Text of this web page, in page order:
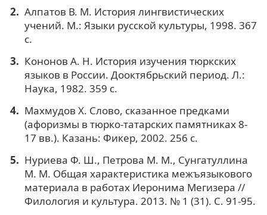
Алпатов В. М. История лингвистических
учений. М.: Языки русской культуры, 1998. 367
с.
Кононов А. Н. История изучения тюркских
языков в России. Дооктябрьский период. Л.:
Наука, 1982. 359 c.
Махмудов Х. Слово, сказанное предками
(афоризмы в тюрко-татарских памятниках 8-
17 вв.). Казань: Фикер, 2002. 256 с.
Нуриева Ф. Ш., Петрова М. М., Сунгатуллина
М. М. Общая характеристика межъязыкового
материала в работах Иеронима Мегизера //
Филология и культура. 2013. № 1 (31). С. 91-95.